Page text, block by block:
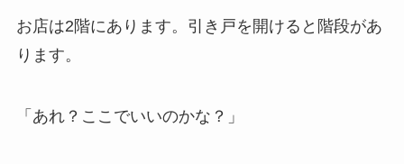
お店は2階にあります。引き戸を開けると階段があ
ります。
「あれ？ここでいいのかな？」